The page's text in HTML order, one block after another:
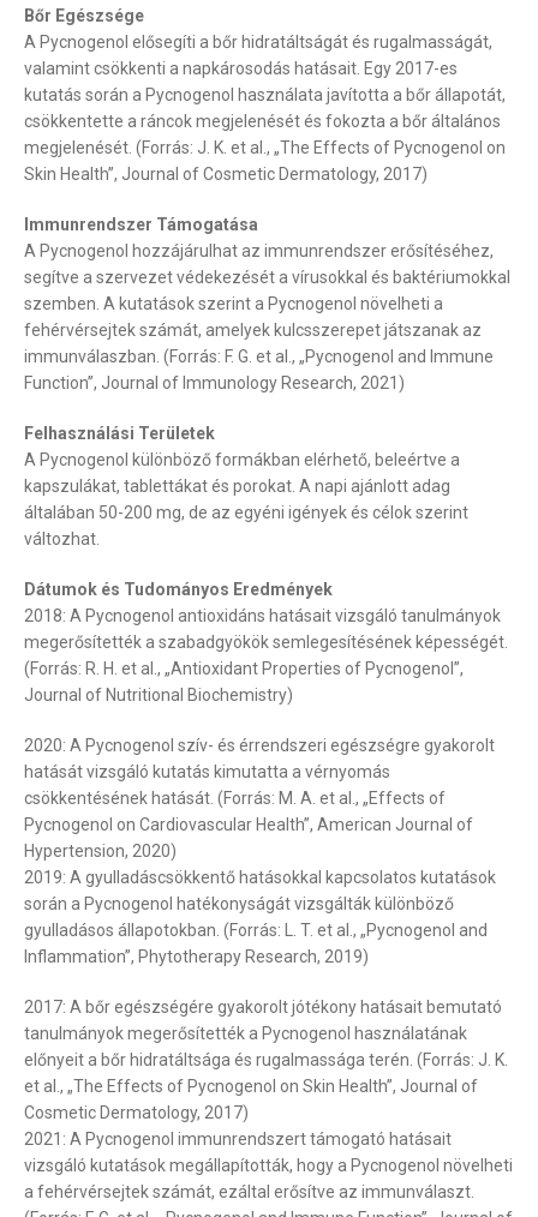
Bőr Egészsége
A Pycnogenol elősegíti a bőr hidratáltságát és rugalmasságát,
valamint csökkenti a napkárosodás hatásait. Egy 2017-es
kutatás során a Pycnogenol használata javította a bőr állapotát,
csökkentette a ráncok megjelenését és fokozta a bőr általános
megjelenését. (Forrás: J. K. et al., „The Effects of Pycnogenol on
Skin Health”, Journal of Cosmetic Dermatology, 2017)
Immunrendszer Támogatása
A Pycnogenol hozzájárulhat az immunrendszer erősítéséhez,
segítve a szervezet védekezését a vírusokkal és baktériumokkal
szemben. A kutatások szerint a Pycnogenol növelheti a
fehérvérsejtek számát, amelyek kulcsszerepet játszanak az
immunválaszban. (Forrás: F. G. et al., „Pycnogenol and Immune
Function”, Journal of Immunology Research, 2021)
Felhasználási Területek
A Pycnogenol különböző formákban elérhető, beleértve a
kapszulákat, tablettákat és porokat. A napi ajánlott adag
általában 50-200 mg, de az egyéni igények és célok szerint
változhat.
Dátumok és Tudományos Eredmények
2018: A Pycnogenol antioxidáns hatásait vizsgáló tanulmányok
megerősítették a szabadgyökök semlegesítésének képességét.
(Forrás: R. H. et al., „Antioxidant Properties of Pycnogenol”,
Journal of Nutritional Biochemistry)
2020: A Pycnogenol szív- és érrendszeri egészségre gyakorolt
hatását vizsgáló kutatás kimutatta a vérnyomás
csökkentésének hatását. (Forrás: M. A. et al., „Effects of
Pycnogenol on Cardiovascular Health”, American Journal of
Hypertension, 2020)
2019: A gyulladáscsökkentő hatásokkal kapcsolatos kutatások
során a Pycnogenol hatékonyságát vizsgálták különböző
gyulladásos állapotokban. (Forrás: L. T. et al., „Pycnogenol and
Inflammation”, Phytotherapy Research, 2019)
2017: A bőr egészségére gyakorolt jótékony hatásait bemutató
tanulmányok megerősítették a Pycnogenol használatának
előnyeit a bőr hidratáltsága és rugalmassága terén. (Forrás: J. K.
et al., „The Effects of Pycnogenol on Skin Health”, Journal of
Cosmetic Dermatology, 2017)
2021: A Pycnogenol immunrendszert támogató hatásait
vizsgáló kutatások megállapították, hogy a Pycnogenol növelheti
a fehérvérsejtek számát, ezáltal erősítve az immunválaszt.